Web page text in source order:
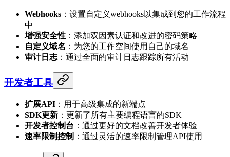
Webhooks ：设置自定义webhooks以集成到您的工作流程
中
增强安全性 ：添加双因素认证和改进的密码策略
自定义域名 ：为您的工作空间使用自己的域名
审计日志 ：通过全面的审计日志跟踪所有活动
开发者工具
扩展API ：用于高级集成的新端点
SDK更新 ：更新了所有主要编程语言的SDK
开发者控制台 ：通过更好的文档改善开发者体验
速率限制控制 ：通过灵活的速率限制管理API使用